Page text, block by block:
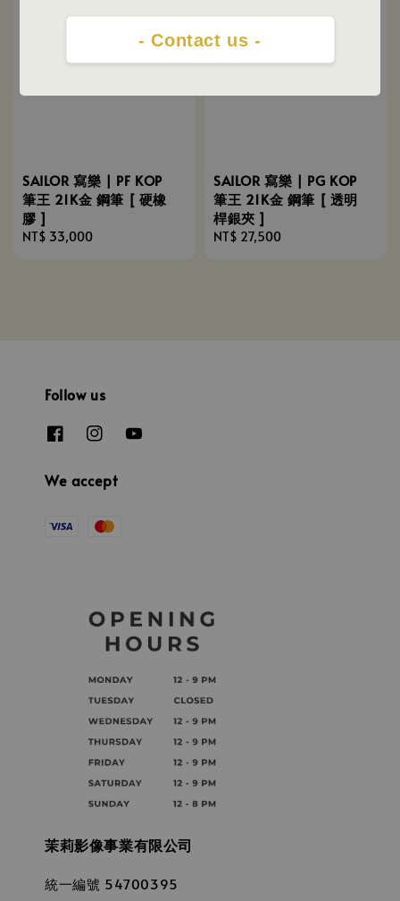
- Contact us -
SAILOR 寫樂 | PF KOP
筆王 21K金 鋼筆 [ 硬橡
膠 ]
Regular
NT$ 33,000
SAILOR 寫樂 | PG KOP
筆王 21K金 鋼筆 [ 透明
桿銀夾 ]
Regular
NT$ 27,500
Follow us
We accept
茉莉影像事業有限公司
統一編號 54700395